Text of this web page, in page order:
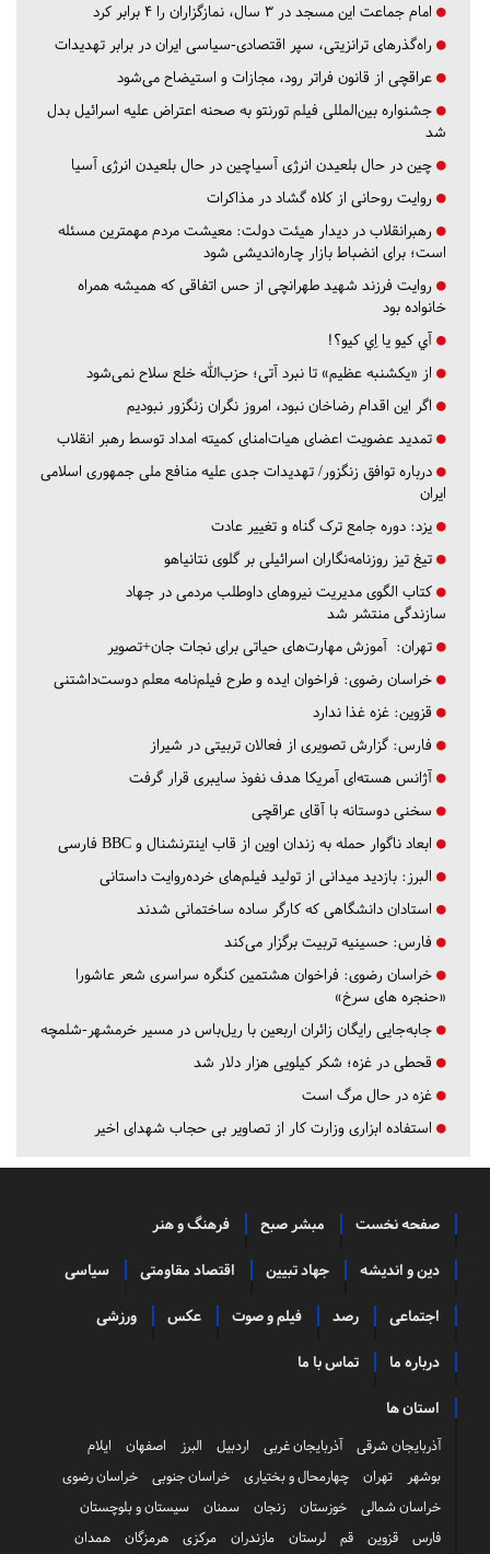
امام جماعت این مسجد در ۳ سال، نمازگزاران را ۴ برابر کرد
راه‌گذرهای ترانزیتی، سپر اقتصادی-سیاسی ایران در برابر تهدیدات
عراقچی از قانون فراتر رود، مجازات و استیضاح می‌شود
جشنواره بین‌المللی فیلم تورنتو به صحنه اعتراض علیه اسرائیل بدل
شد
چین در حال بلعیدن انرژی آسیاچین در حال بلعیدن انرژی آسیا
روایت روحانی از کلاه گشاد در مذاکرات
رهبرانقلاب در دیدار هیئت دولت: معیشت مردم مهمترین مسئله
است؛ برای انضباط بازار چاره‌اندیشی شود
روایت فرزند شهید طهرانچی از حس اتفاقی که همیشه همراه
خانواده بود
آي كيو يا اِي كيو؟!
از «یکشنبه عظیم» تا نبرد آتی؛ حزب‌الله خلع سلاح نمی‌شود
اگر این اقدام رضاخان نبود، امروز نگران زنگزور نبودیم
تمدید عضویت اعضای هیات‌امنای کمیته امداد توسط رهبر انقلاب
درباره توافق زنگزور/ تهدیدات جدی علیه منافع ملی جمهوری اسلامی
ایران
یزد: دوره جامع ترک گناه و تغییر عادت
تیغ تیز روزنامه‌نگاران اسرائیلی بر گلوی نتانیاهو
کتاب الگوی مدیریت نیروهای داوطلب مردمی در جهاد
سازندگی منتشر شد
تهران: آموزش مهارت‌های حیاتی برای نجات جان+تصویر
خراسان رضوی: فراخوان ایده و طرح فیلم‌نامه معلم دوست‌داشتنی
قزوین: غزه غذا ندارد
فارس: گزارش تصویری از فعالان تربیتی در شیراز
آژانس هسته‌ای آمریکا هدف نفوذ سایبری قرار گرفت
سخنی دوستانه با آقای عراقچی
ابعاد ناگوار حمله به زندان اوین از قاب اینترنشنال و BBC فارسی
البرز: بازدید میدانی از تولید فیلم‌های خرده‌روایت داستانی
استادان دانشگاهی که کارگر ساده ساختمانی شدند
فارس: حسینیه تربیت برگزار می‌کند
خراسان رضوی: فراخوان هشتمین کنگره سراسری شعر عاشورا
«حنجره های سرخ»
جابه‌جایی رایگان زائران اربعین با ریل‌باس در مسیر خرمشهر-شلمچه
قحطی در غزه؛ شکر کیلویی هزار دلار شد
غزه در حال مرگ است
استفاده ابزاری وزارت کار از تصاویر بی حجاب شهدای اخیر
صفحه نخست مبشر صبح فرهنگ و هنر
دین و اندیشه جهاد تبیین اقتصاد مقاومتی سیاسی
اجتماعی رصد فیلم و صوت عکس ورزشی
درباره ما تماس با ما
استان ها
آذربایجان شرقی آذربایجان غربی اردبیل البرز اصفهان
ایلام
بوشهر
تهران چهارمحال و بختیاری خراسان جنوبی
خراسان رضوی
خراسان شمالی
خوزستان زنجان سمنان
سیستان و بلوچستان
فارس
قزوین قم لرستان مازندران مرکزی هرمزگان همدان